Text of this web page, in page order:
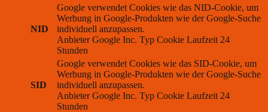
NID
Google verwendet Cookies wie das NID-Cookie, um
Werbung in Google-Produkten wie der Google-Suche
individuell anzupassen.
Anbieter Google Inc. Typ Cookie Laufzeit 24
Stunden
SID
Google verwendet Cookies wie das SID-Cookie, um
Werbung in Google-Produkten wie der Google-Suche
individuell anzupassen.
Anbieter Google Inc. Typ Cookie Laufzeit 24
Stunden